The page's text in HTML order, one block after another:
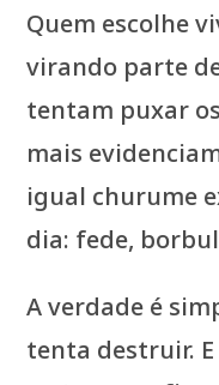
Quem escolhe
virando parte
tentam puxar
mais
igual churume
dia: fede,
A verdade é
tenta destruir.